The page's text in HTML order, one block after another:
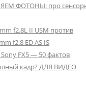
ФОТОНЫ: про
f2.8L II USM против
f2.8 ED AS IS
Sony FX5 — 50 фактов
кадр? ДЛЯ ВИДЕО